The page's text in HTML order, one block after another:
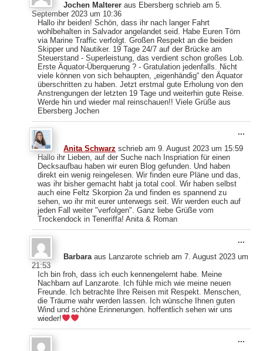
Jochen Maltereraus Ebersberg schrieb am 5.
September 2023 um 10:36
Hallo ihr beiden! Schön, dass ihr nach langer Fahrt
wohlbehalten in Salvador angelandet seid. Habe Euren Törn
via Marine Traffic verfolgt. Großen Respekt an die beiden
Skipper und Nautiker. 19 Tage 24/7 auf der Brücke am
Steuerstand - Superleistung, das verdient schon großes Lob.
Erste Äquator-Überquerung ? - Gratulation jedenfalls. Nicht
viele können von sich behaupten, „eigenhändig“ den Äquator
überschritten zu haben. Jetzt erstmal gute Erholung von den
Anstrengungen der letzten 19 Tage und weiterhin gute Reise.
Werde hin und wieder mal reinschauen!! Viele Grüße aus
Ebersberg Jochen
Anita Schwarz schrieb am 9. August 2023 um 15:59
Hallo ihr Lieben, auf der Suche nach Inspriation für einen
Decksaufbau haben wir euren Blog gefunden. Und haben
direkt ein wenig reingelesen. Wir finden eure Pläne und das,
was ihr bisher gemacht habt ja total cool. Wir haben selbst
auch eine Feltz Skorpion 2a und finden es spannend zu
sehen, wo ihr mit eurer unterwegs seit. Wir werden euch auf
jeden Fall weiter "verfolgen". Ganz liebe Grüße vom
Trockendock in Teneriffa! Anita & Roman
...
Barbaraaus Lanzarote schrieb am 7. August 2023 um
21:53
Ich bin froh, dass ich euch kennengelernt habe. Meine
Nachbarn auf Lanzarote. Ich fühle mich wie meine neuen
Freunde. Ich betrachte Ihre Reisen mit Respekt. Menschen,
die Träume wahr werden lassen. Ich wünsche Ihnen guten
Wind und schöne Erinnerungen. hoffentlich sehen wir uns
wieder!
...
ein-/
...